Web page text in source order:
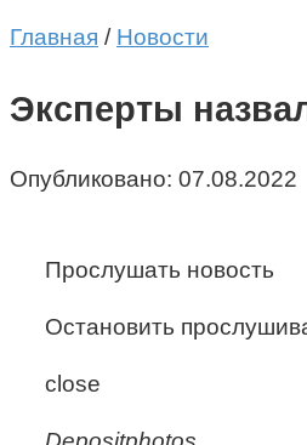
Главная / Новости
Эксперты
Опубликовано: 07.08.2022
Прослушать новость
Остановить
close